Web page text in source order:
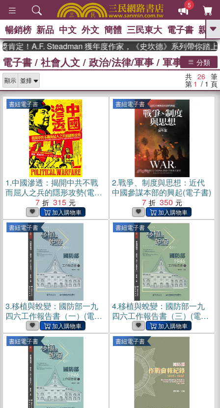
5
GO
熱搜： 東野圭吾 、 高希均教授回憶錄
、 The Odyssey 、 父親節 、 如果歷
國際布克
獎 臺灣漫遊錄 、 方念華 、 台灣的李
登輝時代 、 數學女孩：黎曼猜想
偉大的迷走神經
暢銷榜 新品 中文 外文 簡體 三民東大 電子書 親子
！A.F. Steadman 獲年度作家，《史坎德》系列帶你踏上熱血
電子書 / 社會人文 / 政治/法律/軍事 / 軍事 /軍制
分類
顯示 共 26 筆
第 1 / 1 頁
書紐電子書
1.中國滲透：揭開中共不戰
而屈人之兵的隱形攻勢(電子
7 315
書紐電子書
2.戰爭、制度與思想：近代
中國參謀本部的興起(電子書)
7
350
書紐電子書
3.移植與蛻變：國防部一九
四六工作報告書（一）(電子
書紐電子書
4.移植與蛻變：國防部一九
四六工作報告書（三）(電子
書紐電子書 書紐電子書